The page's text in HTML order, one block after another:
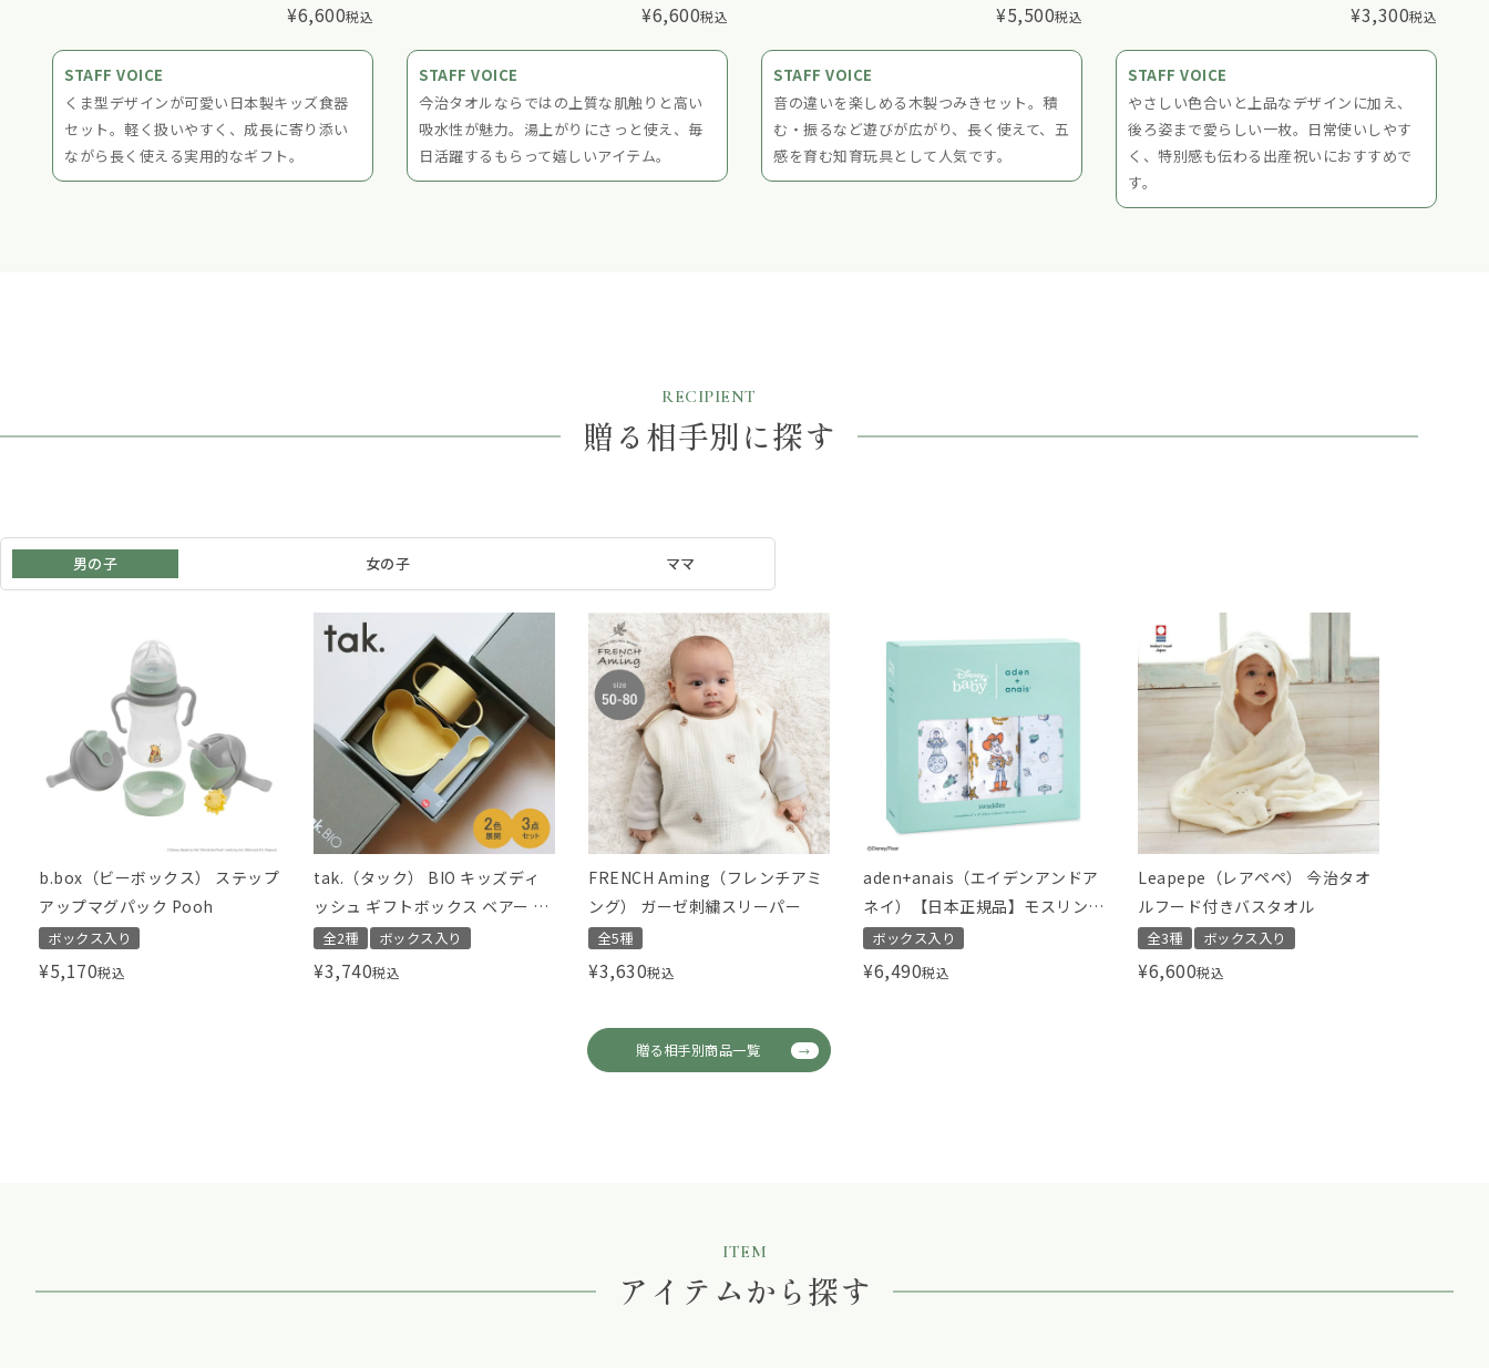
¥6,600税込
STAFF VOICE
くま型デザインが可愛い日本製キッズ食器
セット。軽く扱いやすく、成長に寄り添い
ながら長く使える実用的なギフト。
¥6,600税込
STAFF VOICE
今治タオルならではの上質な肌触りと高い
吸水性が魅力。湯上がりにさっと使え、毎
日活躍するもらって嬉しいアイテム。
¥5,500税込
STAFF VOICE
音の違いを楽しめる木製つみきセット。積
む・振るなど遊びが広がり、長く使えて、五
感を育む知育玩具として人気です。
¥3,300税込
STAFF VOICE
やさしい色合いと上品なデザインに加え、
後ろ姿まで愛らしい一枚。日常使いしやす
く、特別感も伝わる出産祝いにおすすめで
す。
RECIPIENT
贈る相手別に探す
男の子 女の子 ママ
b.box（ビーボックス） ステップ
アップマグパック Pooh
ボックス入り
¥5,170税込
tak.（タック） BIO キッズディ
ッシュ ギフトボックス ベアー ミ
ニ全2種 ボックス入り
¥3,740税込
FRENCH Aming（フレンチアミ
ング） ガーゼ刺繍スリーパー
全5種
¥3,630税込
aden+anais（エイデンアンドア
ネイ）【日本正規品】モスリンコ
ットン おくるみ 3枚 スワドル デ
ィズニー トイストーリー toy
ボックス入り
¥6,490税込
Leapepe（レアペペ） 今治タオ
ルフード付きバスタオル
全3種 ボックス入り
¥6,600税込
贈る相手別商品一覧
ITEM
アイテムから探す